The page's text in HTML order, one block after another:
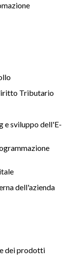
Tributario
e sviluppo dell'E-
dell'azienda
dei prodotti